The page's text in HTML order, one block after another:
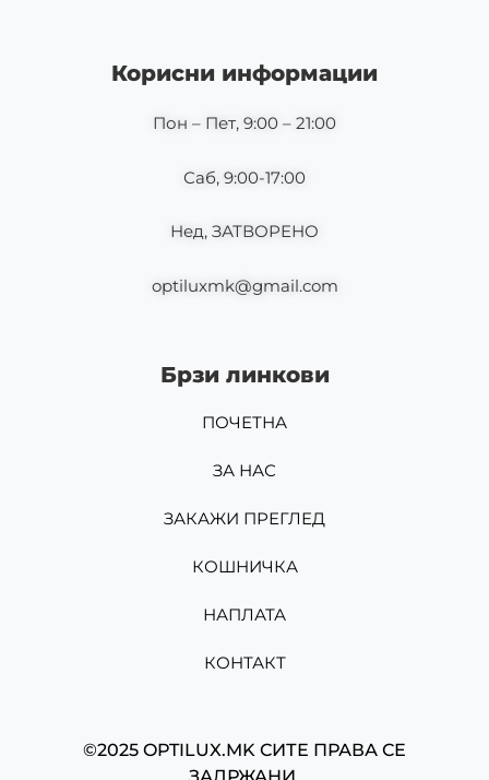
o
o
g
r
m
Корисни информации
Пон – Пет, 9:00 – 21:00
Саб, 9:00-17:00
Нед, ЗАТВОРЕНО
optiluxmk@gmail.com
Брзи линкови
ПОЧЕТНА
ЗА НАС
ЗАКАЖИ ПРЕГЛЕД
КОШНИЧКА
НАПЛАТА
КОНТАКТ
©2025 OPTILUX.MK СИТЕ ПРАВА СЕ
ЗАДРЖАНИ.